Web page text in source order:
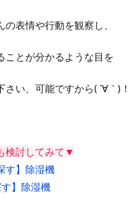
の表情や行動を観察し、
ことが分かるような目を
い、可能ですから( ´∀｀)！
検討してみて▼
す】除湿機
す】除湿機